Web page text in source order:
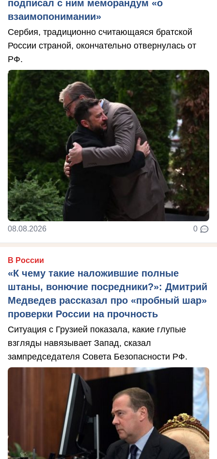
подписал с ним меморандум «о
взаимопонимании»
Сербия, традиционно считающаяся братской
России страной, окончательно отвернулась от
РФ.
08.08.2026 0
В России
«К чему такие наложившие полные
штаны, вонючие посредники?»: Дмитрий
Медведев рассказал про «пробный шар»
проверки России на прочность
Ситуация с Грузией показала, какие глупые
взгляды навязывает Запад, сказал
зампредседателя Совета Безопасности РФ.